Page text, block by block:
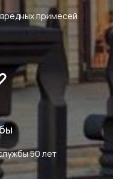
примесей
50 лет